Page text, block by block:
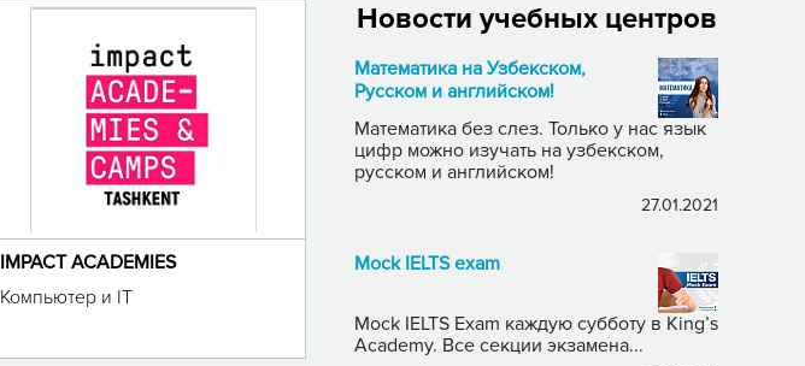
IMPACT ACADEMIES
Компьютер и IT
Новости учебных центров
Математика на Узбекском,
Русском и английском!
Математика без слез. Только у нас язык
цифр можно изучать на узбекском,
русском и английском!
27.01.2021
Mock IELTS exam
Mock IELTS Exam каждую субботу в King’s
Academy. Все секции экзамена...